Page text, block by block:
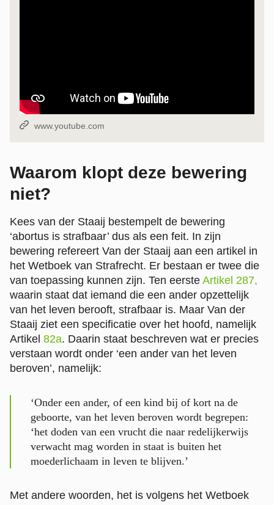
Bron:
www.youtube.com
Waarom klopt deze bewering
niet?
Kees van der Staaij bestempelt de bewering
‘abortus is strafbaar’ dus als een feit. In zijn
bewering refereert Van der Staaij aan een artikel in
het Wetboek van Strafrecht. Er bestaan er twee die
van toepassing kunnen zijn. Ten eerste Artikel 287,
waarin staat dat iemand die een ander opzettelijk
van het leven berooft, strafbaar is. Maar Van der
Staaij ziet een specificatie over het hoofd, namelijk
Artikel 82a. Daarin staat beschreven wat er precies
verstaan wordt onder ‘een ander van het leven
beroven’, namelijk:
‘Onder een ander, of een kind bij of kort na de
geboorte, van het leven beroven wordt begrepen:
‘het doden van een vrucht die naar redelijkerwijs
verwacht mag worden in staat is buiten het
moederlichaam in leven te blijven.’
Met andere woorden, het is volgens het Wetboek